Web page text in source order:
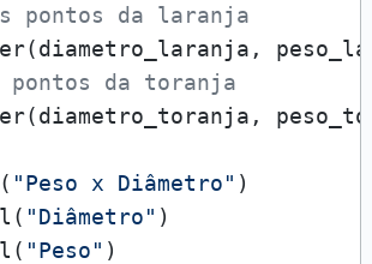
pontos da laranja
pontos da toranja
"Peso x Diâmetro" )
"Diâmetro" )
"Peso"